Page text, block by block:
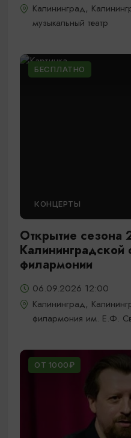
Калининград,
музыкальный театр
БЕСПЛАТНО
КОНЦЕРТЫ
Открытие сезона
Калининградской
филармонии
06.09.2026 12:00
Калининград,
филармония им. Е.Ф.
ОТ 1000₽